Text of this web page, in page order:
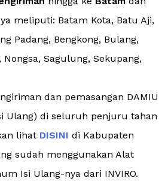
meliputi: Batam Kota, Batu Aji,
Padang, Bengkong, Bulang,
Sagulung, Sekupang,
dan pemasangan DAMIU
Ulang) di seluruh penjuru tahan
lihat DISINI di Kabupaten
sudah menggunakan Alat
Isi Ulang-nya dari INVIRO.